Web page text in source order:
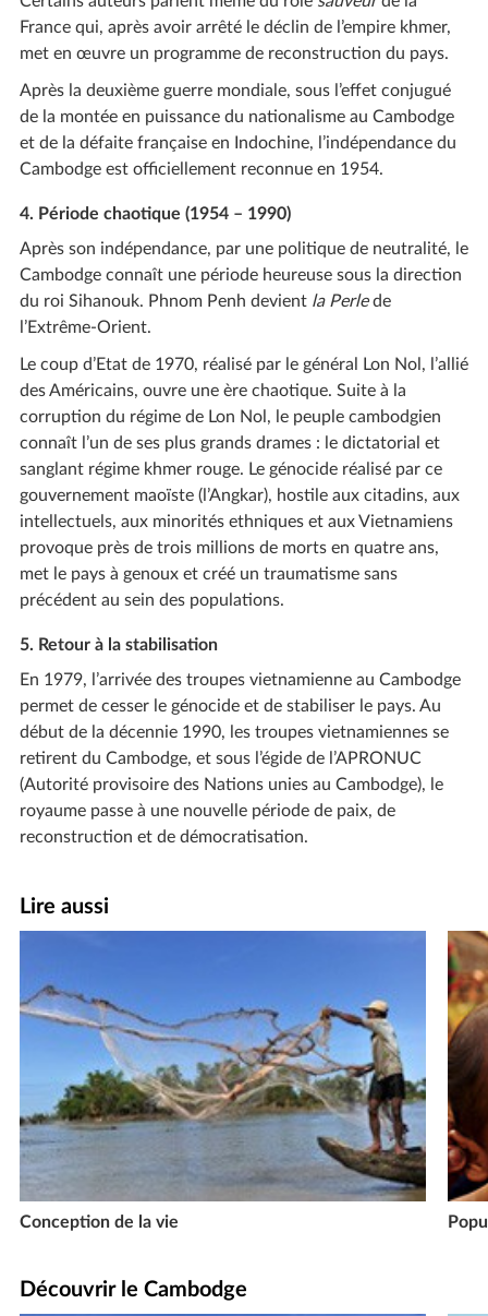
France qui, après avoir arrêté le déclin de l’empire khmer,
met en œuvre un programme de reconstruction du pays.
Après la deuxième guerre mondiale, sous l’effet conjugué
de la montée en puissance du nationalisme au Cambodge
et de la défaite française en Indochine, l’indépendance du
Cambodge est officiellement reconnue en 1954.
4. Période chaotique (1954 – 1990)
Après son indépendance, par une politique de neutralité, le
Cambodge connaît une période heureuse sous la direction
du roi Sihanouk. Phnom Penh devient la Perlede
l’Extrême-Orient.
Le coup d’Etat de 1970, réalisé par le général Lon Nol, l’allié
des Américains, ouvre une ère chaotique. Suite à la
corruption du régime de Lon Nol, le peuple cambodgien
connaît l’un de ses plus grands drames : le dictatorial et
sanglant régime khmer rouge. Le génocide réalisé par ce
gouvernement maoïste (l’Angkar), hostile aux citadins, aux
intellectuels, aux minorités ethniques et aux Vietnamiens
provoque près de trois millions de morts en quatre ans,
met le pays à genoux et créé un traumatisme sans
précédent au sein des populations.
5. Retour à la stabilisation
En 1979, l’arrivée des troupes vietnamienne au Cambodge
permet de cesser le génocide et de stabiliser le pays. Au
début de la décennie 1990, les troupes vietnamiennes se
retirent du Cambodge, et sous l’égide de l’APRONUC
(Autorité provisoire des Nations unies au Cambodge), le
royaume passe à une nouvelle période de paix, de
reconstruction et de démocratisation.
Lire aussi
Conception de la vie
Découvrir le Cambodge